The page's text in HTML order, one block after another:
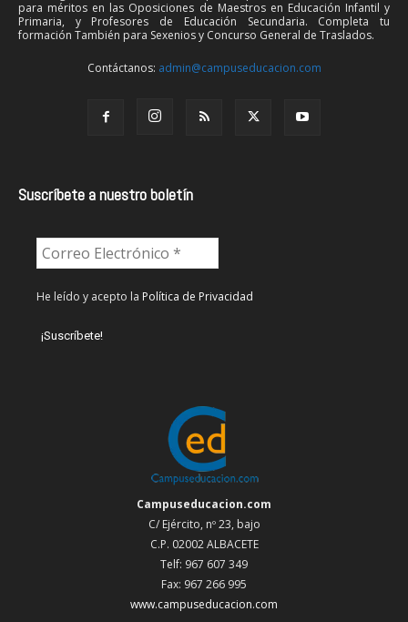
para méritos en las Oposiciones de Maestros en Educación Infantil y
Primaria, y Profesores de Educación Secundaria. Completa tu
formación También para Sexenios y Concurso General de Traslados.
Contáctanos: admin@campuseducacion.com
Suscríbete a nuestro boletín
He leído y acepto la Política de Privacidad
Campuseducacion.com
C/ Ejército, nº 23, bajo
C.P. 02002 ALBACETE
Telf: 967 607 349
Fax: 967 266 995
www.campuseducacion.com